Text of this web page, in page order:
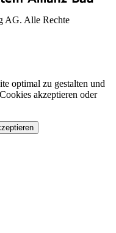
AG. Alle Rechte
optimal zu gestalten und
akzeptieren oder